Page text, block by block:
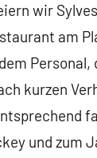
wir
am
kurzen
und zum